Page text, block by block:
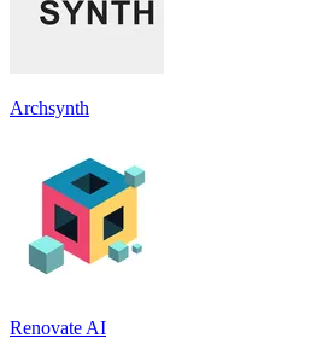
Archsynth
Renovate AI